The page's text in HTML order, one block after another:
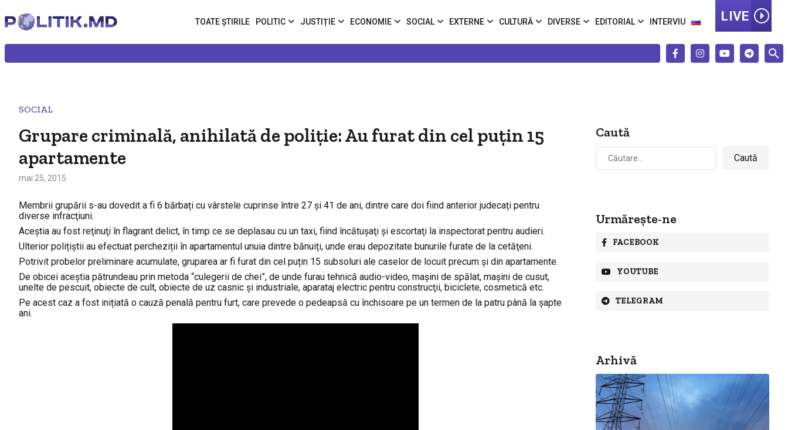
TOATE ȘTIRILE POLITIC JUSTIȚIE ECONOMIE SOCIAL EXTERNE CULTURĂ DIVERSE EDITORIAL INTERVIU LIVE
SOCIAL
Grupare criminală, anihilată de poliție: Au furat din cel puțin 15
apartamente
mai 25, 2015
Membrii grupării s-au dovedit a fi 6 bărbați cu vârstele cuprinse între 27 şi 41 de ani, dintre care doi fiind anterior judecați pentru
diverse infracţiuni.
Aceştia au fost reţinuţi în flagrant delict, în timp ce se deplasau cu un taxi, fiind încătuşaţi şi escortaţi la inspectorat pentru audieri.
Ulterior polițiștii au efectuat percheziții în apartamentul unuia dintre bănuiți, unde erau depozitate bunurile furate de la cetăţeni.
Potrivit probelor preliminare acumulate, gruparea ar fi furat din cel puțin 15 subsoluri ale caselor de locuit precum şi din apartamente.
De obicei aceştia pătrundeau prin metoda “culegerii de chei”, de unde furau tehnică audio-video, maşini de spălat, maşini de cusut,
unelte de pescuit, obiecte de cult, obiecte de uz casnic şi industriale, aparataj electric pentru construcţii, biciclete, cosmetică etc.
Pe acest caz a fost inițiată o cauză penală pentru furt, care prevede o pedeapsă cu închisoare pe un termen de la patru până la șapte
ani.
Caută
Caută
după:
Urmărește-ne
FACEBOOK
YOUTUBE
TELEGRAM
Arhivă